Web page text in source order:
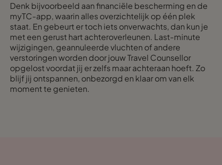
Denk bijvoorbeeld aan financiële bescherming en de
myTC-app, waarin alles overzichtelijk op één plek
staat. En gebeurt er toch iets onverwachts, dan kun je
met een gerust hart achteroverleunen. Last-minute
wijzigingen, geannuleerde vluchten of andere
verstoringen worden door jouw Travel Counsellor
opgelost voordat jij er zelfs maar achteraan hoeft. Zo
blijf jij ontspannen, onbezorgd en klaar om van elk
moment te genieten.